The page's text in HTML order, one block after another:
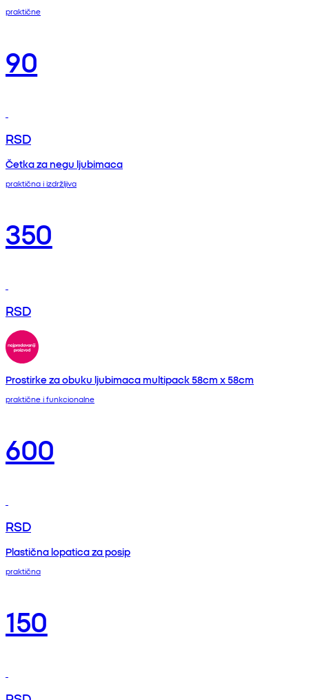
praktične
90
RSD
Četka za negu ljubimaca
praktična i izdržljiva
350
RSD
Prostirke za obuku ljubimaca multipack 58cm x 58cm
praktične i funkcionalne
600
RSD
Plastična lopatica za posip
praktična
150